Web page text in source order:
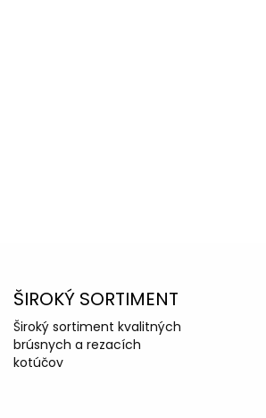
ŠIROKÝ SORTIMENT
Široký sortiment kvalitných
brúsnych a rezacích
kotúčov